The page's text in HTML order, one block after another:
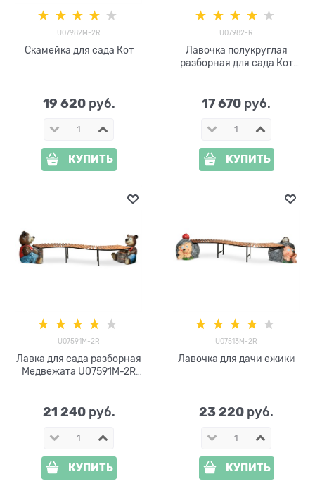
U07982M-2R
Скамейка для сада Кот
19 620 руб.
КУПИТЬ
U07982-R
Лавочка полукруглая
разборная для сада Кот
17 670 руб.
КУПИТЬ
U07591M-2R
Лавка для сада разборная
Медвежата U07591M-2R
21 240 руб.
КУПИТЬ
U07513M-2R
Лавочка для дачи ежики
23 220 руб.
КУПИТЬ